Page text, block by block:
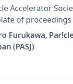
Accelerator
of
version Please choose "LaTeX"
for upLaTeX
engine for
Furukawa,
(PASJ)